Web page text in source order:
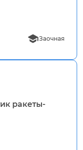
Заочная
ракеты-